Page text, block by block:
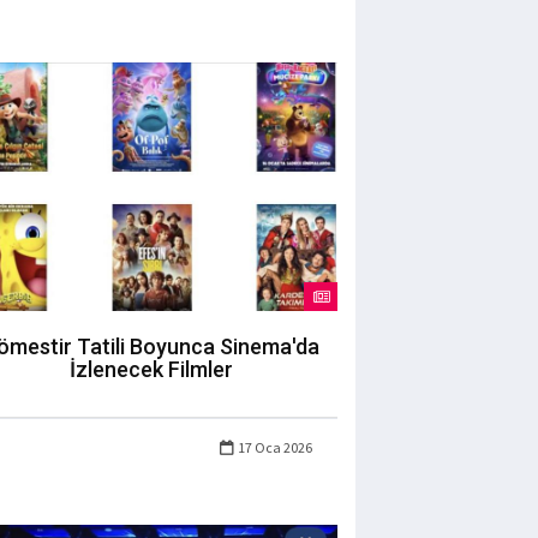
Tatili Boyunca Sinema'da
İzlenecek Filmler
17 Oca 2026